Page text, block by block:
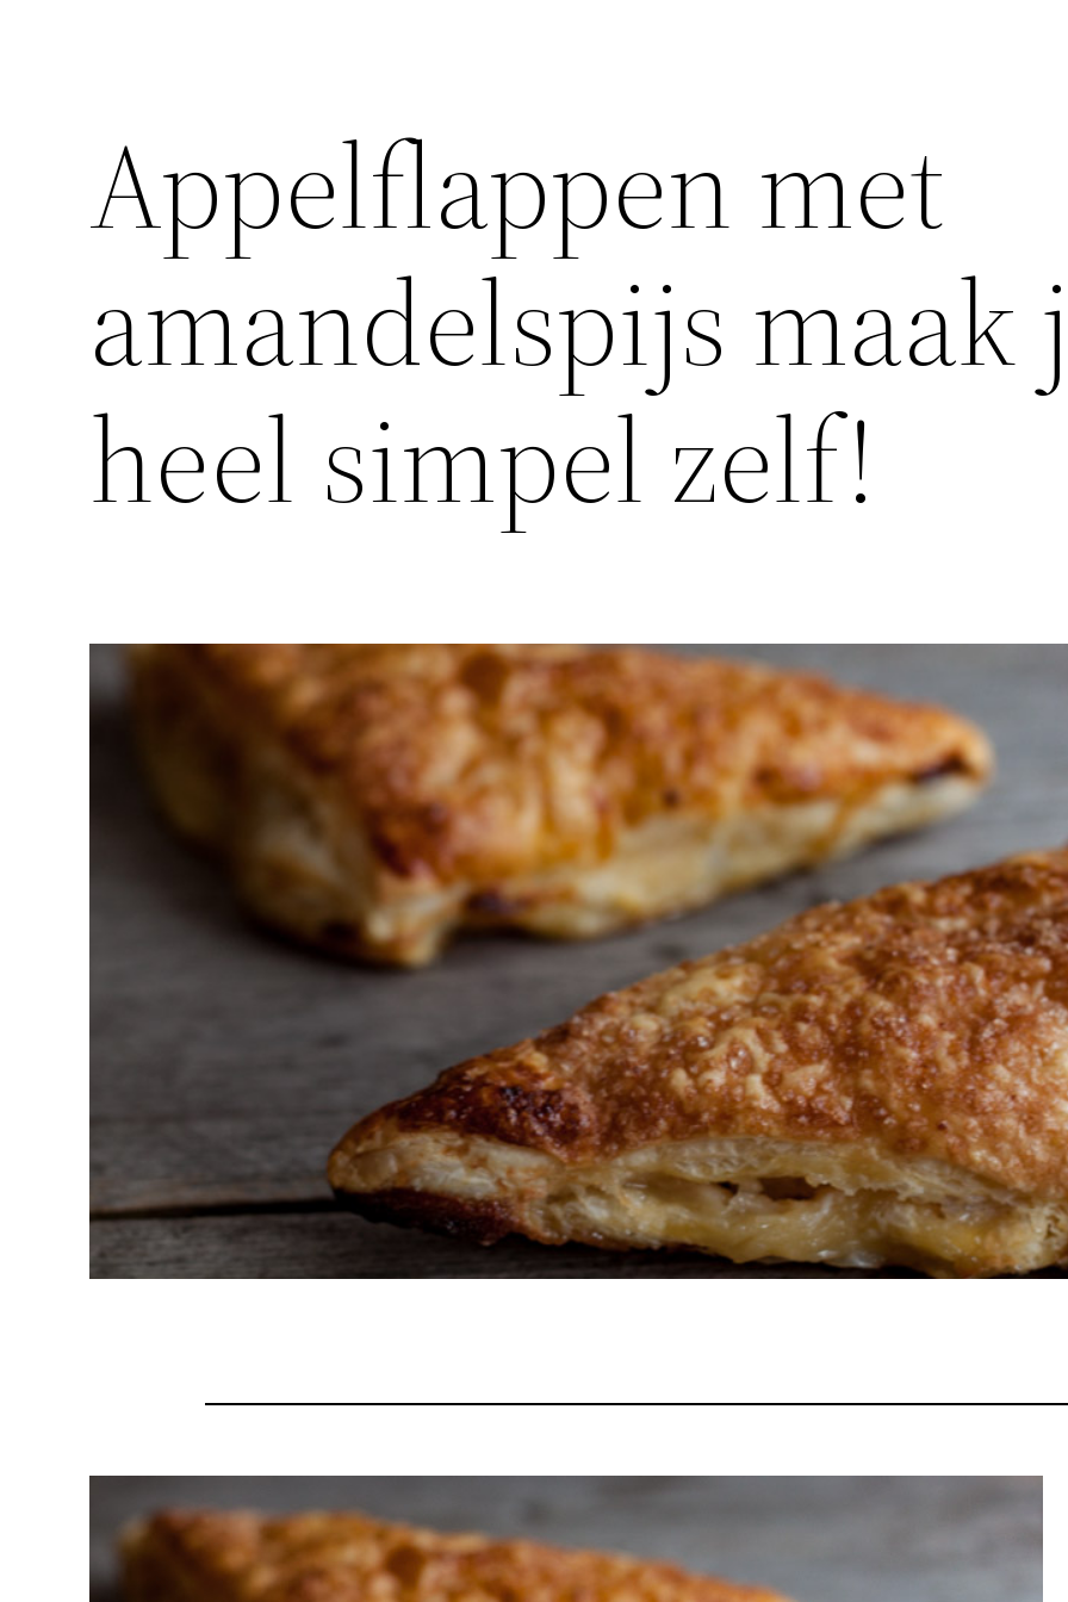
Appelflappen met
amandelspijs maak
heel simpel zelf!